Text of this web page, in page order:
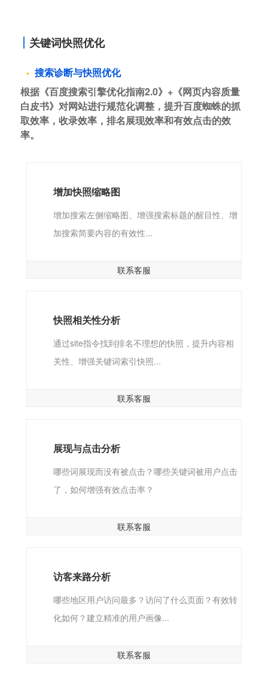
关键词快照优化
搜索诊断与快照优化
根据《百度搜索引擎优化指南2.0》+《网页内容质量
白皮书》对网站进行规范化调整，提升百度蜘蛛的抓
取效率，收录效率，排名展现效率和有效点击的效
率。
增加快照缩略图
增加搜索左侧缩略图、增强搜索标题的醒目性、增
加搜索简要内容的有效性...
联系客服
快照相关性分析
通过site指令找到排名不理想的快照，提升内容相
关性、增强关键词索引快照...
联系客服
展现与点击分析
哪些词展现而没有被点击？哪些关键词被用户点击
了，如何增强有效点击率？
联系客服
访客来路分析
哪些地区用户访问最多？访问了什么页面？有效转
化如何？建立精准的用户画像...
联系客服